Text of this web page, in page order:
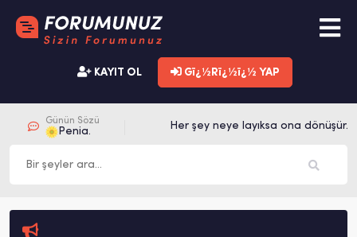
KAYIT OL Gï¿½Rï¿½ï¿½ YAP
Günün Sözü
Penia.
Her şey neye layıksa ona dönüşür. -